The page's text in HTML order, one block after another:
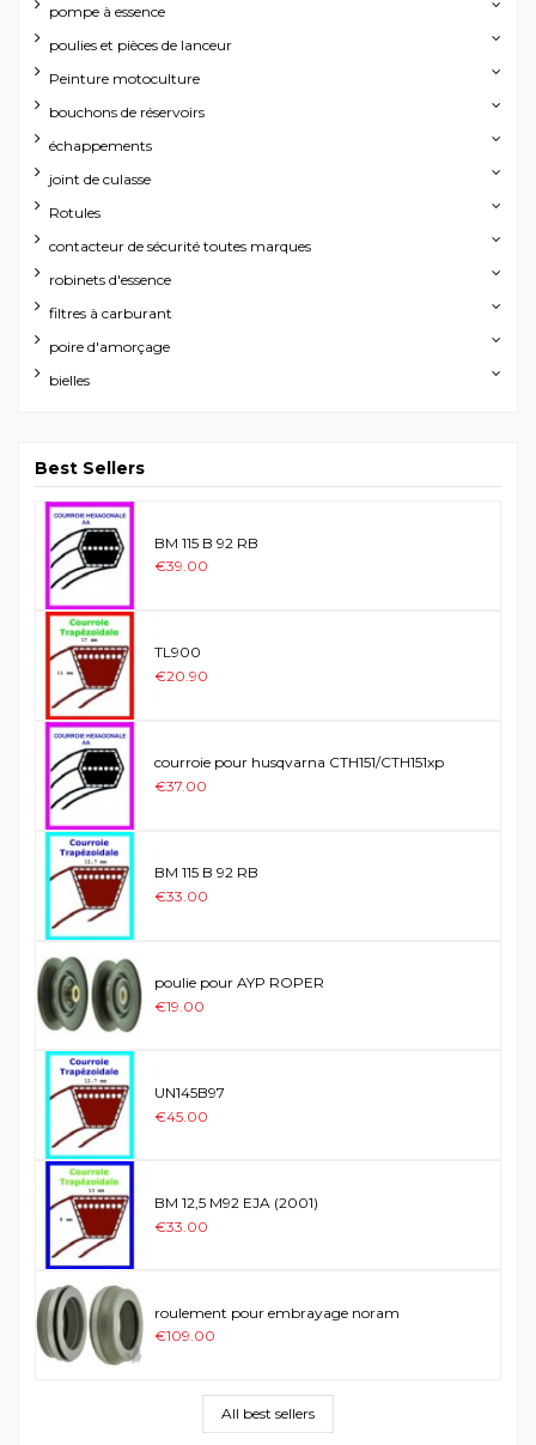
pompe à essence
poulies et pièces de lanceur
Peinture motoculture
bouchons de réservoirs
échappements
joint de culasse
Rotules
contacteur de sécurité toutes marques
robinets d'essence
filtres à carburant
poire d'amorçage
bielles
Best Sellers
BM 115 B 92 RB
€39.00
TL900
€20.90
courroie pour husqvarna CTH151/CTH151xp
€37.00
BM 115 B 92 RB
€33.00
poulie pour AYP ROPER
€19.00
UN145B97
€45.00
BM 12,5 M92 EJA (2001)
€33.00
roulement pour embrayage noram
€109.00
All best sellers